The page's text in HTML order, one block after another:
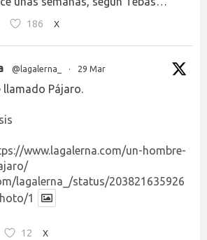
186 X
@lagalerna_ · 29 Mar
llamado Pájaro.
www.lagalerna.com/un-hombre-
lagalerna_/status/203821635926
1
12 X